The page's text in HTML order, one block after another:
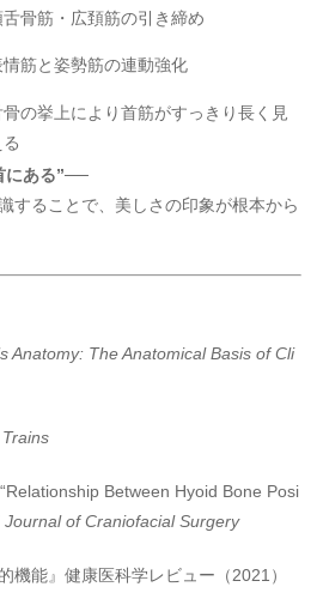
舌骨筋・広頚筋の引き締め
情筋と姿勢筋の連動強化
骨の挙上により首筋がすっきり長く見
る
にある”──
することで、美しさの印象が根本から
Anatomy: The Anatomical Basis of Cli
Between Hyoid Bone Posi
Journal of Craniofacial Surgery
機能』健康医科学レビュー（2021）